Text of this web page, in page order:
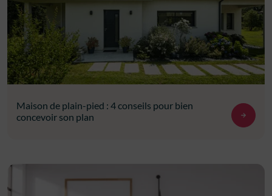
Maison de plain-pied : 4 conseils pour bien
concevoir son plan